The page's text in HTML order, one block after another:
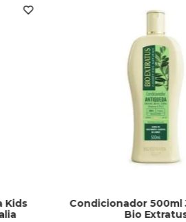
Kids
Condicionador 500ml
Bio